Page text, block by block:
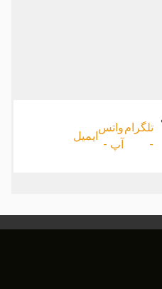
تلگرام
-
واتس
آپ -
ایمیل